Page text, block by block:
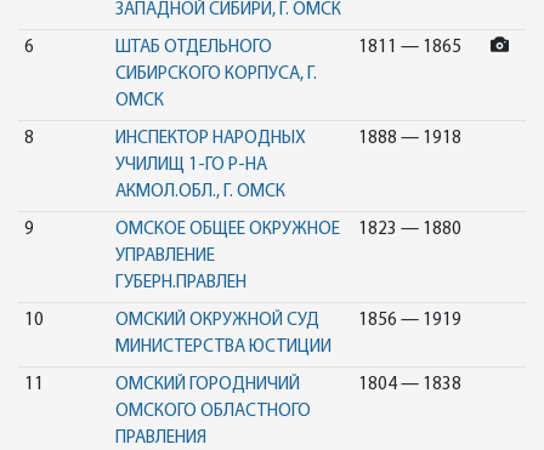
ЗАПАДНОЙ СИБИРИ, Г. ОМСК
6
ШТАБ ОТДЕЛЬНОГО
СИБИРСКОГО КОРПУСА, Г.
ОМСК
1811 — 1865
8
ИНСПЕКТОР НАРОДНЫХ
УЧИЛИЩ 1-ГО Р-НА
АКМОЛ.ОБЛ., Г. ОМСК
1888 — 1918
9
ОМСКОЕ ОБЩЕЕ ОКРУЖНОЕ
УПРАВЛЕНИЕ
ГУБЕРН.ПРАВЛЕН
1823 — 1880
10
ОМСКИЙ ОКРУЖНОЙ СУД
МИНИСТЕРСТВА ЮСТИЦИИ
1856 — 1919
11
ОМСКИЙ ГОРОДНИЧИЙ
ОМСКОГО ОБЛАСТНОГО
ПРАВЛЕНИЯ
1804 — 1838